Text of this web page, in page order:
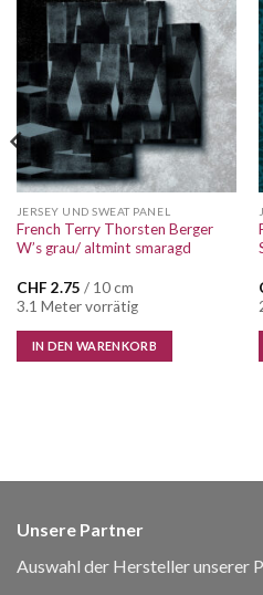
Auf die
Wunschliste
JERSEY UND SWEAT PANEL
French Terry Thorsten Berger
W’s grau/ altmint smaragd
CHF 2.75 / 10 cm
3.1 Meter vorrätig
IN DEN WARENKORB
Unsere Partner
Auswahl der Hersteller unserer